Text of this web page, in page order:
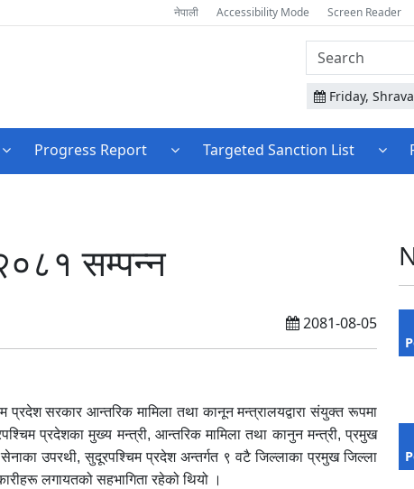
नेपाली Accessibility Mode Screen Reader
Search
website
content
Friday,
Progress Report Targeted Sanction List
सम्पन्न
2081-08-05
सरकार आन्तरिक मामिला तथा कानून मन्त्रालयद्वारा संयुक्त रूपमा
प्रदेशका मुख्य मन्त्री, आन्तरिक मामिला तथा कानुन मन्त्री, प्रमुख
सेनाका उपरथी, सुदूरपश्चिम प्रदेश अन्तर्गत ९ वटै जिल्लाका प्रमुख जिल्ला
लगायतको सहभागिता रहेको थियो ।